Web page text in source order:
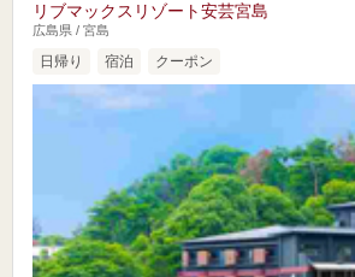
リブマックスリゾート安芸宮島
広島県 / 宮島
日帰り 宿泊 クーポン